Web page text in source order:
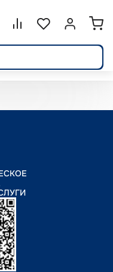
Сравнение.
СписокВойти или